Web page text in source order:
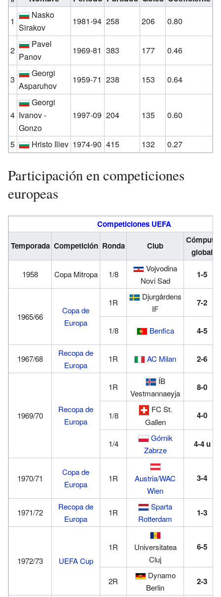
1
Nasko
Sirakov
1981-94 258 206 0.80
2
Pavel
Panov
1969-81 383 177 0.46
3
Georgi
Asparuhov
1959-71 238 153 0.64
4
Georgi
Ivanov -
Gonzo
1997-09 204 135 0.60
5 Hristo Iliev 1974-90 415 132 0.27
Participación en competiciones
europeas
Competiciones UEFA
Temporada Competición Ronda Club
Cómputo
global
1958 Copa Mitropa 1/8
Vojvodina
Novi Sad
1-5
1965/66
Copa de
Europa
1R
Djurgårdens
IF
7-2
1/8 Benfica 4-5
1967/68
Recopa de
Europa
1R AC Milan 2-6
1969/70
Recopa de
Europa
1R
ÍB
Vestmannaeyja
8-0
1/8
FC St.
Gallen
4-0
1/4
Górnik
Zabrze
4-4u
1970/71
Copa de
Europa
1R
Austria/WAC
Wien
3-4
1971/72
Recopa de
Europa
1R
Sparta
Rotterdam
1-3
1972/73 UEFA Cup
1R
Universitatea
Cluj
6-5
2R
Dynamo
Berlin
2-3